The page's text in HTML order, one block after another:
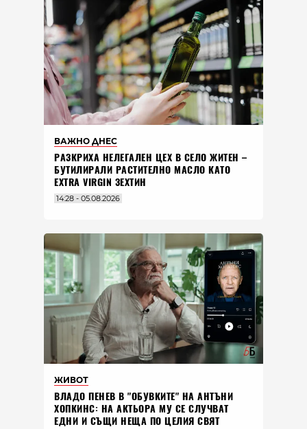
ВАЖНО ДНЕС
РАЗКРИХА НЕЛЕГАЛЕН ЦЕХ В СЕЛО ЖИТЕН –
БУТИЛИРАЛИ РАСТИТЕЛНО МАСЛО КАТО
EXTRA VIRGIN ЗЕХТИН
14:28 - 05.08.2026
ЖИВОТ
ВЛАДO ПЕНЕВ В "ОБУВКИТЕ" НА АНТЪНИ
ХОПКИНС: НА АКТЬОРА МУ СЕ СЛУЧВАТ
ЕДНИ И СЪЩИ НЕЩА ПО ЦЕЛИЯ СВЯТ